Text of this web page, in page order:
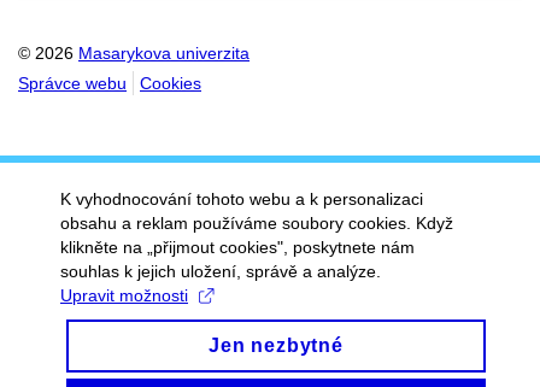
© 2026 Masarykova univerzita
Správce webu
Cookies
K vyhodnocování tohoto webu a k personalizaci
obsahu a reklam používáme soubory cookies. Když
klikněte na „přijmout cookies", poskytnete nám
souhlas k jejich uložení, správě a analýze.
Upravit možnosti
Jen nezbytné